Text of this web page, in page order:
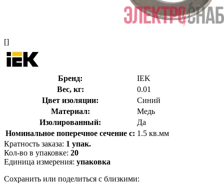
[]
Бренд:
IEK
Вес, кг:
0.01
Цвет изоляции:
Синий
Материал:
Медь
Изолированный:
Да
Номинальное поперечное сечение с: 1.5 кв.мм
Кратность заказа: 1 упак.
Кол-во в упаковке: 20
Единица измерения: упаковка
Сохранить или поделиться с близкими: